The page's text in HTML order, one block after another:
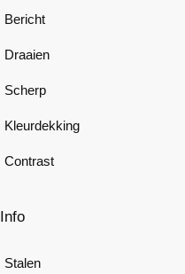
Bericht
Draaien
Scherp
Kleurdekking
Contrast
Info
Stalen